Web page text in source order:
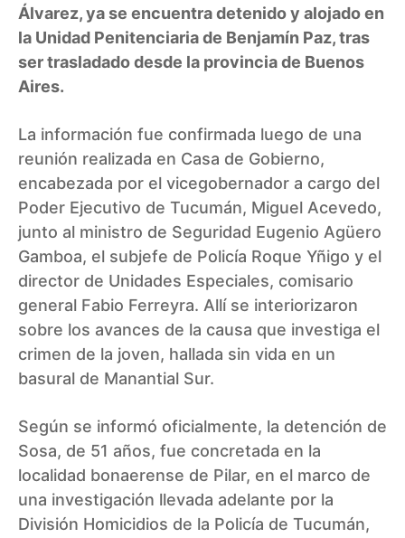
Álvarez, ya se encuentra detenido y alojado en
la Unidad Penitenciaria de Benjamín Paz, tras
ser trasladado desde la provincia de Buenos
Aires.
La información fue confirmada luego de una
reunión realizada en Casa de Gobierno,
encabezada por el vicegobernador a cargo del
Poder Ejecutivo de Tucumán, Miguel Acevedo,
junto al ministro de Seguridad Eugenio Agüero
Gamboa, el subjefe de Policía Roque Yñigo y el
director de Unidades Especiales, comisario
general Fabio Ferreyra. Allí se interiorizaron
sobre los avances de la causa que investiga el
crimen de la joven, hallada sin vida en un
basural de Manantial Sur.
Según se informó oficialmente, la detención de
Sosa, de 51 años, fue concretada en la
localidad bonaerense de Pilar, en el marco de
una investigación llevada adelante por la
División Homicidios de la Policía de Tucumán,